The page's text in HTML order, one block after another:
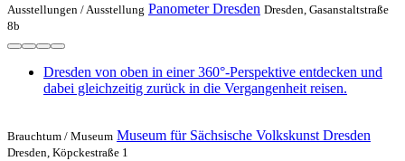
Ausstellungen /Ausstellung Panometer Dresden Dresden, Gasanstaltstraße
8b
Dresden von oben in einer 360°-Perspektive entdecken und
dabei gleichzeitig zurück in die Vergangenheit reisen.
Brauchtum / Museum Museum für Sächsische Volkskunst Dresden
Dresden, Köpckestraße 1